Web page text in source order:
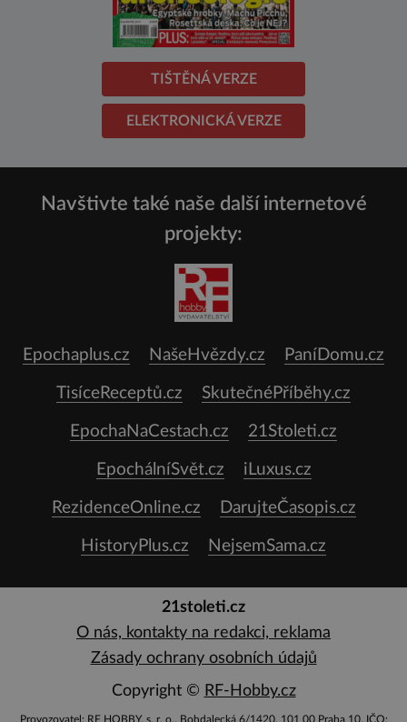
TIŠTĚNÁ VERZE
ELEKTRONICKÁ VERZE
Navštivte také naše další internetové
projekty:
Epochaplus.cz NašeHvězdy.cz PaníDomu.cz
TisíceReceptů.cz SkutečnéPříběhy.cz
EpochaNaCestach.cz 21Stoleti.cz
EpochálníSvět.cz iLuxus.cz
RezidenceOnline.cz DarujteČasopis.cz
HistoryPlus.cz NejsemSama.cz
21stoleti.cz
O nás, kontakty na redakci, reklama
Zásady ochrany osobních údajů
Copyright © RF-Hobby.cz
Provozovatel: RF HOBBY, s. r. o., Bohdalecká 6/1420, 101 00 Praha 10, IČO: